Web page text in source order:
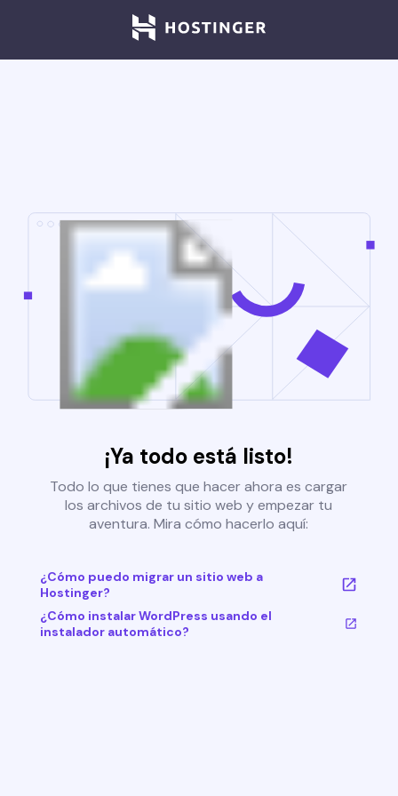
¡Ya todo está listo!
Todo lo que tienes que hacer ahora es cargar
los archivos de tu sitio web y empezar tu
aventura. Mira cómo hacerlo aquí:
¿Cómo puedo migrar un sitio web a
Hostinger?
¿Cómo instalar WordPress usando el
instalador automático?